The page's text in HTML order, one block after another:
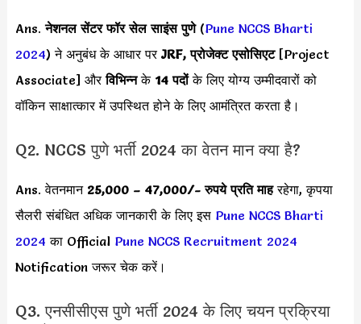
Ans.नेशनल सेंटर फॉर सेल साइंस पुणे (Pune NCCS Bharti
2024) ने अनुबंध के आधार परJRF, प्रोजेक्ट एसोसिएट[Project
Associate] औरविभिन्नके 14 पदोंके लिए योग्य उम्मीदवारों को
वॉकिन साक्षात्कार में उपस्थित होने के लिए आमंत्रित करता है।
Q2. NCCS पुणे भर्ती 2024 का वेतन मान क्या है?
Ans. वेतनमान25,000 – 47,000/-रुपये प्रति माहरहेगा, कृपया
सैलरी संबंधित अधिक जानकारी के लिए इस Pune NCCS Bharti
2024 का Official Pune NCCS Recruitment 2024
Notification जरूर चेक करें।
Q3. एनसीसीएस पुणे भर्ती 2024 के लिए चयन प्रक्रिया